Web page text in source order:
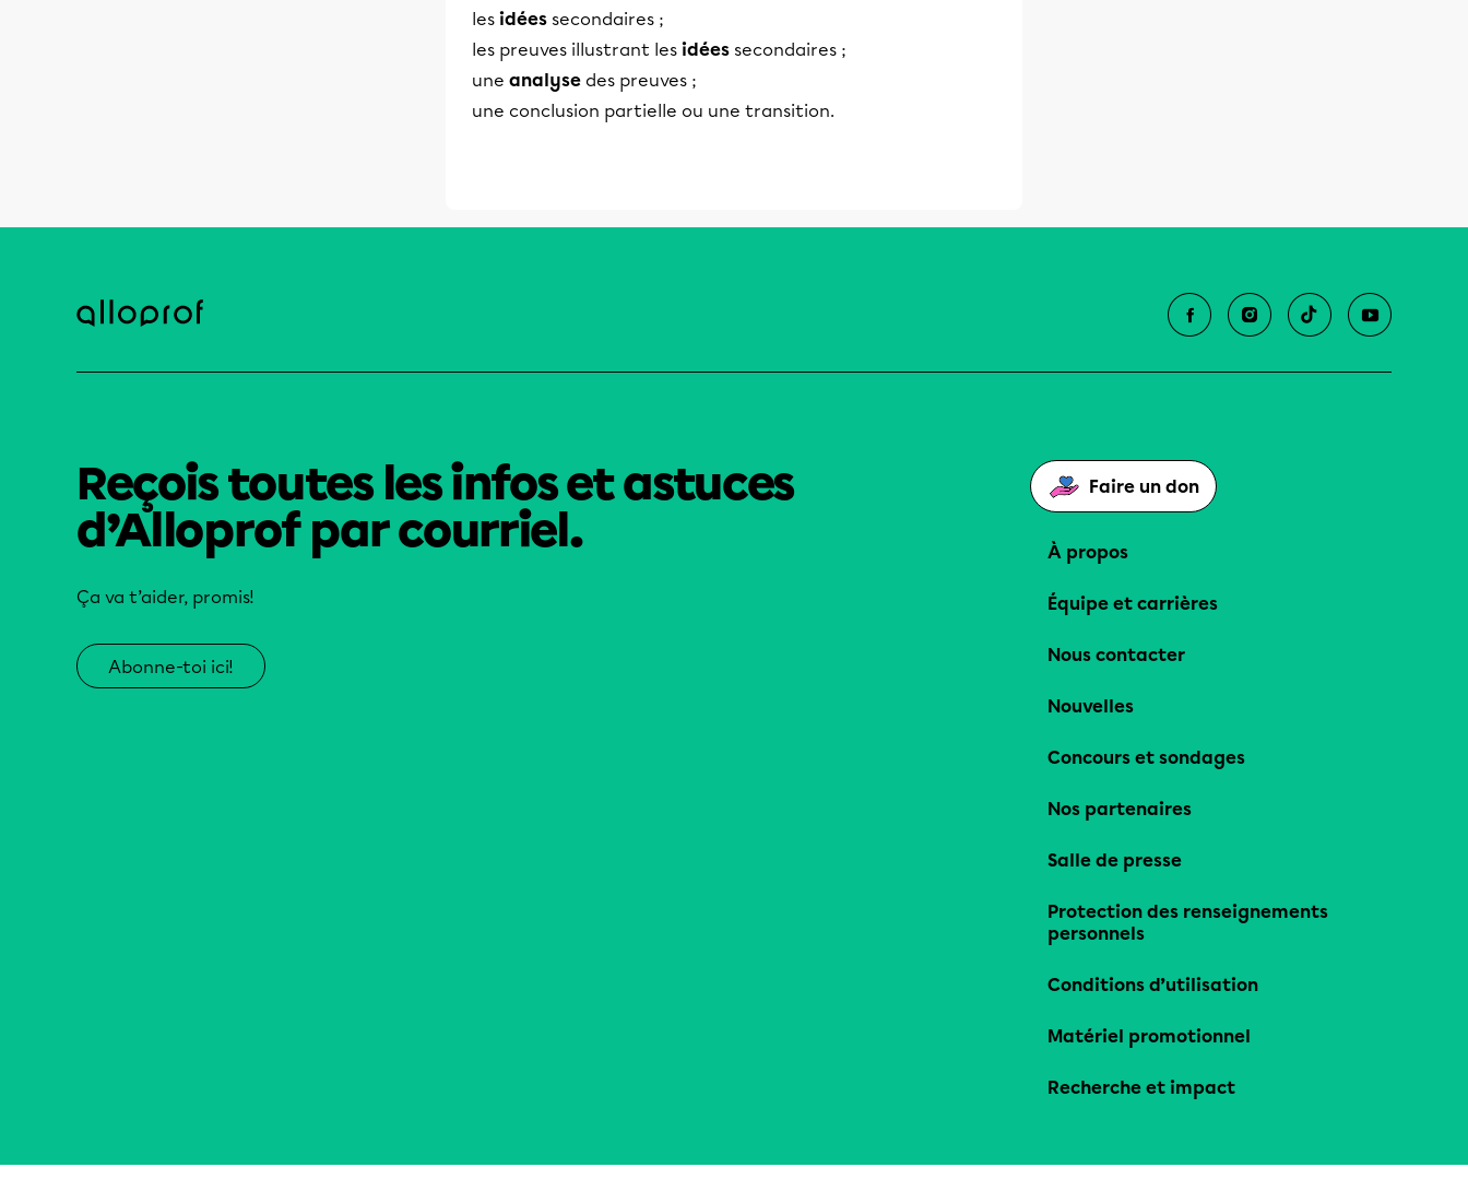
les idées secondaires ;
les preuves illustrant les idées secondaires ;
une analyse des preuves ;
une conclusion partielle ou une transition.
Reçois toutes les infos et astuces
d’Alloprof par courriel.
Ça va t’aider, promis!
Abonne-toi ici!
Faire un don
À propos
Équipe et carrières
Nous contacter
Nouvelles
Concours et sondages
Nos partenaires
Salle de presse
Protection des renseignements
personnels
Conditions d’utilisation
Matériel promotionnel
Recherche et impact